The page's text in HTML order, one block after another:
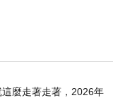
麼走著走著，2026年